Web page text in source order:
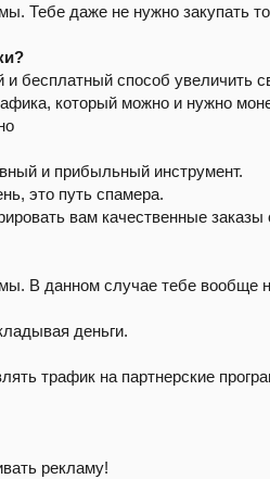
Тебе даже не нужно закупать
и бесплатный способ увеличить
который можно и нужно
и прибыльный инструмент.
это путь спамера.
вам качественные
В данном случае тебе вообще
деньги.
трафик на партнерские
рекламу!